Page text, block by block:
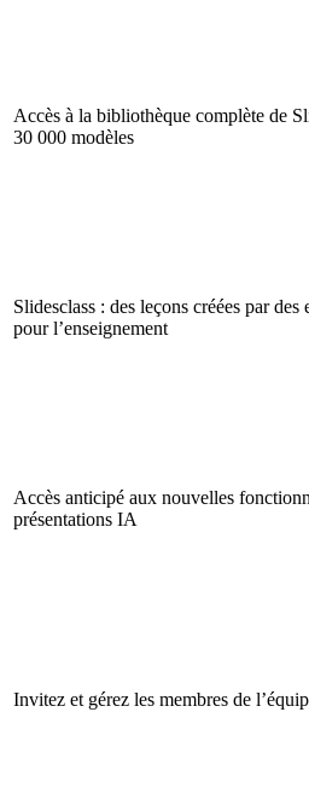
Accès à la bibliothèque complète de
30 000 modèles
Slidesclass : des leçons créées par des
pour l’enseignement
Accès anticipé aux nouvelles
présentations IA
Invitez et gérez les membres de